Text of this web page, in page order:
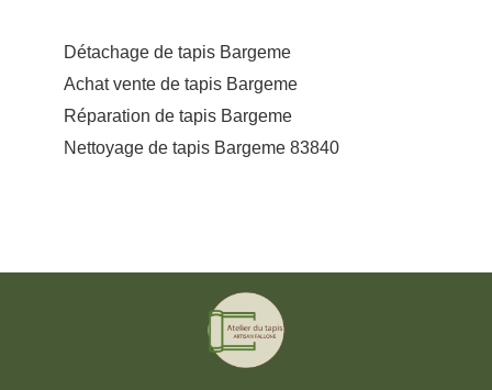
Détachage de tapis Bargeme
Achat vente de tapis Bargeme
Réparation de tapis Bargeme
Nettoyage de tapis Bargeme 83840